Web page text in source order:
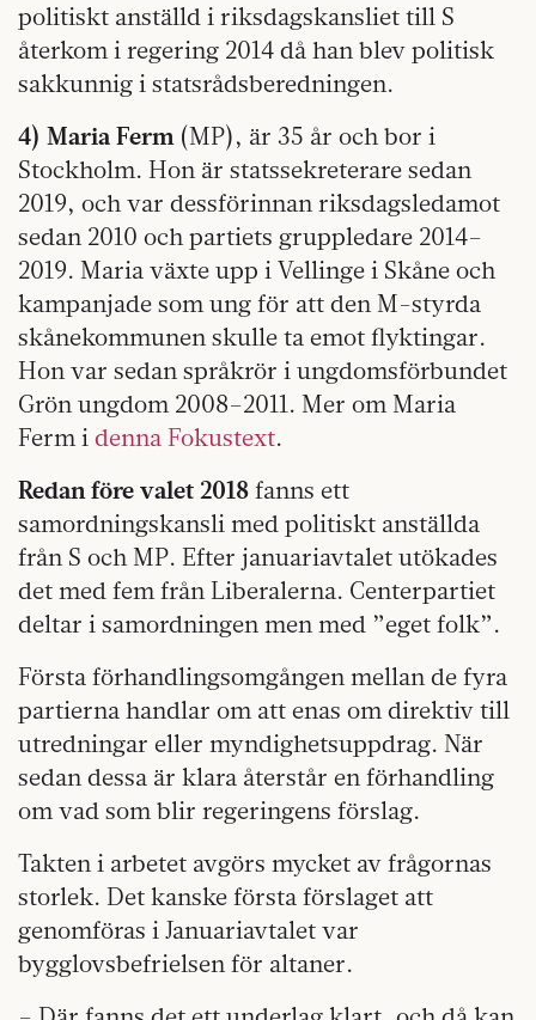
politiskt anställd i riksdagskansliet till S
återkom i regering 2014 då han blev politisk
sakkunnig i statsrådsberedningen.
4) Maria Ferm(MP), är 35 år och bor i
Stockholm. Hon är statssekreterare sedan
2019, och var dessförinnan riksdagsledamot
sedan 2010 och partiets gruppledare 2014–
2019. Maria växte upp i Vellinge i Skåne och
kampanjade som ung för att den M-styrda
skånekommunen skulle ta emot flyktingar.
Hon var sedan språkrör i ungdomsförbundet
Grön ungdom 2008–2011. Mer om Maria
Ferm i denna Fokustext.
Redan före valet 2018 fanns ett
samordningskansli med politiskt anställda
från S och MP. Efter januariavtalet utökades
det med fem från Liberalerna. Centerpartiet
deltar i samordningen men med ”eget folk”.
Första förhandlingsomgången mellan de fyra
partierna handlar om att enas om direktiv till
utredningar eller myndighetsuppdrag. När
sedan dessa är klara återstår en förhandling
om vad som blir regeringens förslag.
Takten i arbetet avgörs mycket av frågornas
storlek. Det kanske första förslaget att
genomföras i Januariavtalet var
bygglovsbefrielsen för altaner.